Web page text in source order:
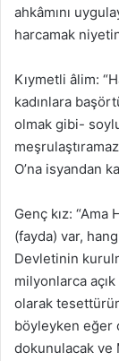
ahkâmını
harcamak
Kıymetli âlim:
kadınlara
olmak gibi-
O’na isyandan
Genç kız:
(fayda) var,
Devletinin
milyonlarca açık
olarak
böyleyken eğer
dokunulacak ve